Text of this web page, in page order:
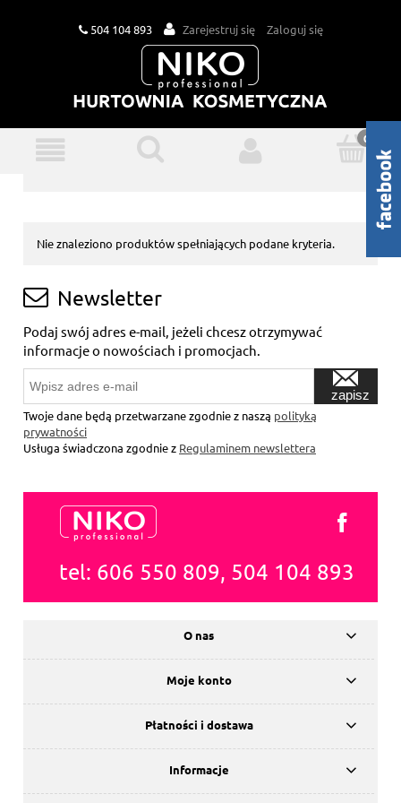
504 104 893 Zarejestruj się Zaloguj się
Nie znaleziono produktów spełniających podane kryteria.
Newsletter
Podaj swój adres e-mail, jeżeli chcesz otrzymywać
informacje o nowościach i promocjach.
zapisz
Twoje dane będą przetwarzane zgodnie z naszą polityką
prywatności
Usługa świadczona zgodnie z Regulaminem newslettera
tel: 606 550 809, 504 104 893
O nas
Moje konto
Płatności i dostawa
Informacje